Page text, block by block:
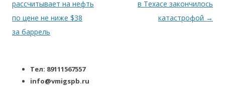
рассчитывает на нефть
по цене не ниже $38
за баррель
в Техасе закончилось
катастрофой →
Тел: 89111567557
info@vmigspb.ru